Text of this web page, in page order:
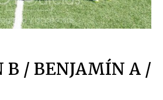
B / BENJAMÍN A /